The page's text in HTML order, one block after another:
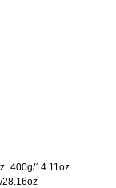
400g/14.11oz
28.16oz